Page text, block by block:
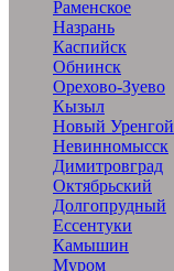
Раменское
Назрань
Каспийск
Обнинск
Орехово-Зуево
Кызыл
Новый Уренгой
Невинномысск
Димитровград
Октябрьский
Долгопрудный
Ессентуки
Камышин
Муром